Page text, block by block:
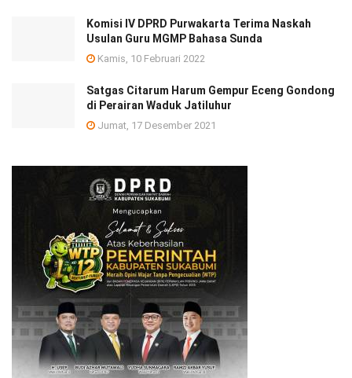
Komisi IV DPRD Purwakarta Terima Naskah
Usulan Guru MGMP Bahasa Sunda
Kamis, 10 Februari 2022
Satgas Citarum Harum Gempur Eceng Gondong
di Perairan Waduk Jatiluhur
Jumat, 17 Desember 2021